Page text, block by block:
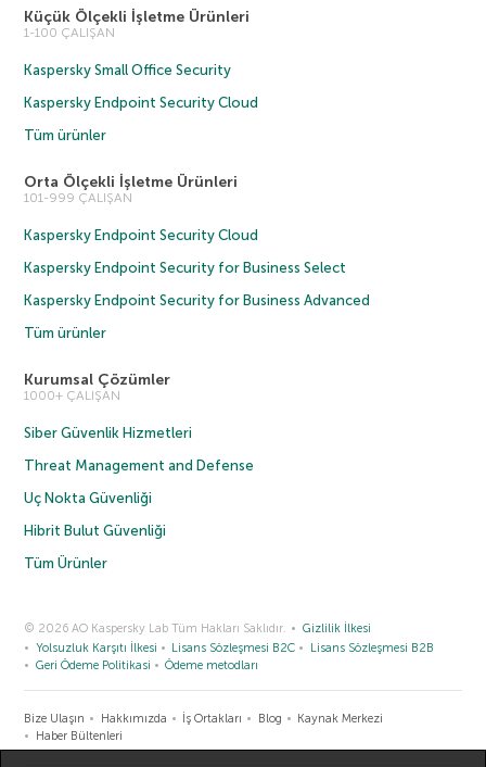
Küçük Ölçekli İşletme Ürünleri
1-100 ÇALIŞAN
Kaspersky Small Office Security
Kaspersky Endpoint Security Cloud
Tüm ürünler
Orta Ölçekli İşletme Ürünleri
101-999 ÇALIŞAN
Kaspersky Endpoint Security Cloud
Kaspersky Endpoint Security for Business Select
Kaspersky Endpoint Security for Business Advanced
Tüm ürünler
Kurumsal Çözümler
1000+ ÇALIŞAN
Siber Güvenlik Hizmetleri
Threat Management and Defense
Uç Nokta Güvenliği
Hibrit Bulut Güvenliği
Tüm Ürünler
© 2026 AO Kaspersky Lab Tüm Hakları Saklıdır.
Gizlilik İlkesi
Yolsuzluk Karşıtı İlkesi
Lisans Sözleşmesi B2C
Lisans Sözleşmesi B2B
Geri Ödeme Politikasi
Ödeme metodları
Bize Ulaşın Hakkımızda İş Ortakları Blog
Kaynak Merkezi
Haber Bültenleri